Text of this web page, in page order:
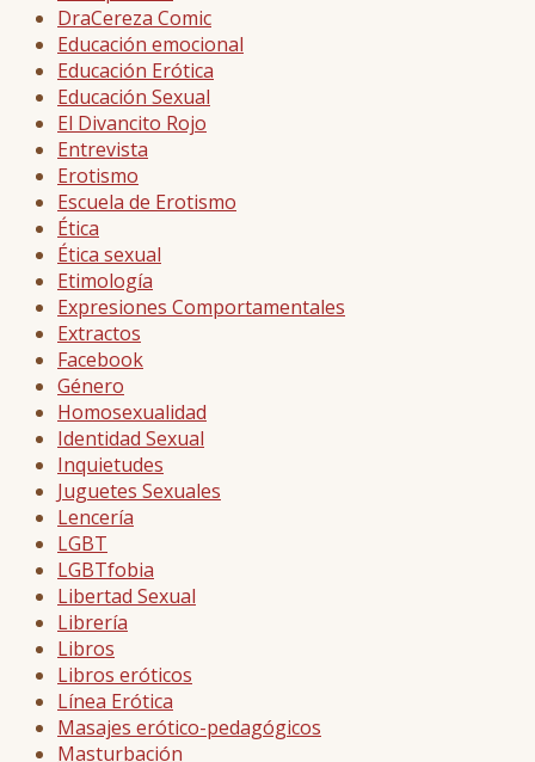
DraCereza Comic
Educación emocional
Educación Erótica
Educación Sexual
El Divancito Rojo
Entrevista
Erotismo
Escuela de Erotismo
Ética
Ética sexual
Etimología
Expresiones Comportamentales
Extractos
Facebook
Género
Homosexualidad
Identidad Sexual
Inquietudes
Juguetes Sexuales
Lencería
LGBT
LGBTfobia
Libertad Sexual
Librería
Libros
Libros eróticos
Línea Erótica
Masajes erótico-pedagógicos
Masturbación